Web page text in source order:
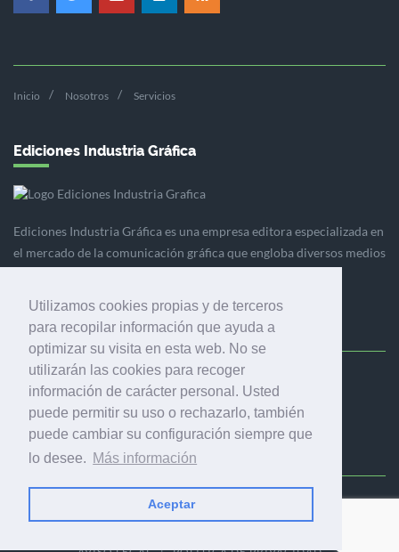
Utilizamos cookies propias y de terceros
para recopilar información que ayuda a
optimizar su visita en esta web. No se
utilizarán las cookies para recoger
información de carácter personal. Usted
puede permitir su uso o rechazarlo, también
puede cambiar su configuración siempre que
lo desee. Más información
Aceptar
Inicio Nosotros Servicios
Ediciones Industria Gráfica
Ediciones Industria Gráfica es una empresa editora especializada en
el mercado de la comunicación gráfica que engloba diversos medios
Ediciones Industria Gráfica, S.C.P.
Calle Fluvià 257, bajos, 08020 Barcelona (España)
© 2001-2026 EDICIONES INDUSTRIA GRÁFICA - TODOS LOS